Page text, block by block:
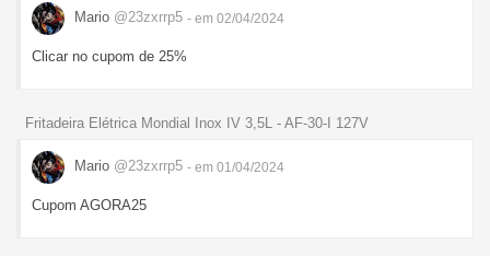
Mario @23zxrrp5 - em 02/04/2024
Clicar no cupom de 25%
Fritadeira Elétrica Mondial Inox IV 3,5L - AF-30-I 127V
Mario @23zxrrp5 - em 01/04/2024
Cupom AGORA25